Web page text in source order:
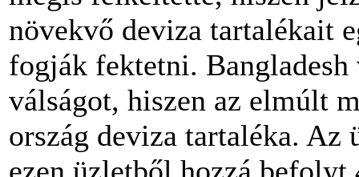
növekvő deviza tartalékait
fogják fektetni.
válságot, hiszen az elmúlt
ország deviza tartaléka. Az